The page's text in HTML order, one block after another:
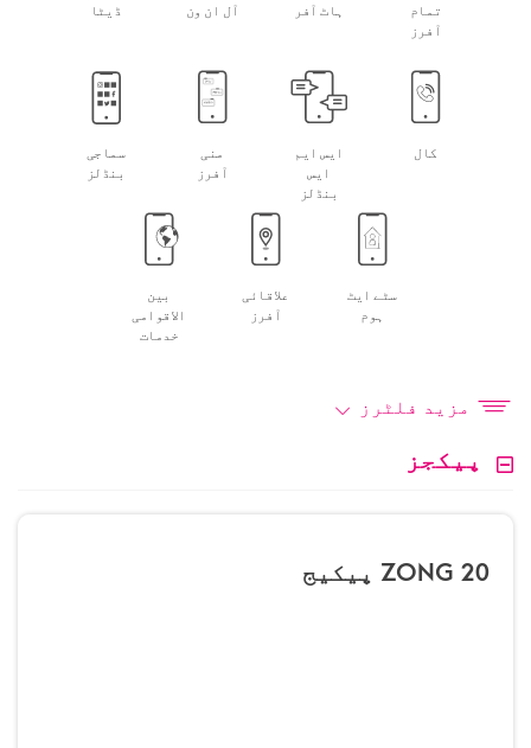
تمام
آفرز
ہاٹ آفر آل ان ون ڈیٹا
کال
ایس ایم
ایس
بنڈلز
منی
آفرز
سماجی
بنڈلز
سٹے ایٹ
ہوم
علاقائی
آفرز
بین
الاقوامی
خدمات
مزید فلٹرز
پیکجز
ZONG 20 پیکیج